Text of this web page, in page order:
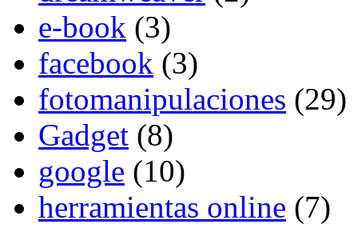
e-book (3)
facebook (3)
fotomanipulaciones (29)
Gadget (8)
google (10)
herramientas online (7)